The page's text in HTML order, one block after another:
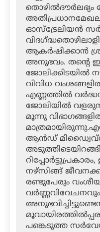
തൊഴില്‍ദൗര്‍ലഭ്യം
ഓസ്‌ട്രേലിയന്‍
ആകര്‍ഷിക്കാന്‍
അനുഭവം. തന്റെ
ജോലിക്കിടയില്‍
വിവിധ
എണ്ണത്തില്‍
ജോലിയില്‍
മൂന്നു
ആന്‍ഡ്
നഴ്‌സിങ്ങ്
രണ്ടുപേരും
വര്‍ണ്ണവിവേചനവും
പങ്കെടുത്ത